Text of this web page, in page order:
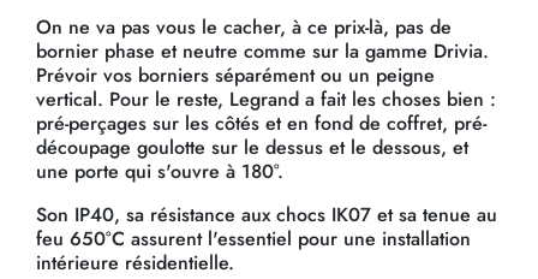
On ne va pas vous le cacher, à ce prix-là, pas de
bornier phase et neutre comme sur la gamme Drivia.
Prévoir vos borniers séparément ou un peigne
vertical. Pour le reste, Legrand a fait les choses bien :
pré-perçages sur les côtés et en fond de coffret, pré-
découpage goulotte sur le dessus et le dessous, et
une porte qui s'ouvre à 180°.
Son IP40, sa résistance aux chocs IK07 et sa tenue au
feu 650°C assurent l'essentiel pour une installation
intérieure résidentielle.